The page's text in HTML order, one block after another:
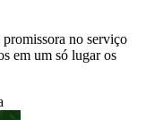
no serviço
em um só lugar os